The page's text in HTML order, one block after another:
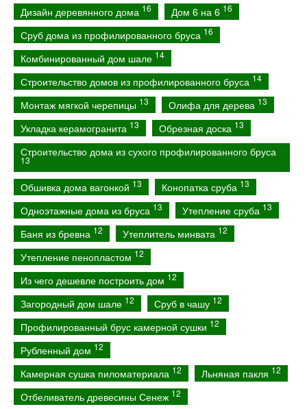
Дизайн деревянного дома 16 Дом 6 на 6 16
Сруб дома из профилированного бруса 16
Комбинированный дом шале 14
Строительство домов из профилированного бруса 14
Монтаж мягкой черепицы 13 Олифа для дерева 13
Укладка керамогранита 13 Обрезная доска 13
Строительство дома из сухого профилированного бруса
13
Обшивка дома вагонкой 13 Конопатка сруба 13
Одноэтажные дома из бруса 13 Утепление сруба 13
Баня из бревна 12 Утеплитель минвата 12
Утепление пенопластом 12
Из чего дешевле построить дом 12
Загородный дом шале 12 Сруб в чашу 12
Профилированный брус камерной сушки 12
Рубленный дом 12
Камерная сушка пиломатериала 12 Льняная пакля 12
Отбеливатель древесины Сенеж 12